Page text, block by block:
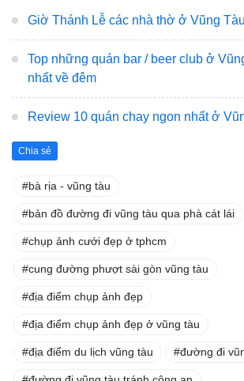
Giờ Thánh Lễ các nhà thờ ở Vũng
Top những quán bar / beer club ở
nhất về đêm
Review 10 quán chay ngon nhất ở
Chia sẻ
bà rịa - vũng tàu
bản đồ đường đi vũng tàu qua phà cát lái
chụp ảnh cưới đẹp ở tphcm
cung đường phượt sài gòn vũng tàu
địa điểm chụp ảnh đẹp
địa điểm chụp ảnh đẹp ở vũng tàu
địa điểm du lịch vũng tàu đường đi